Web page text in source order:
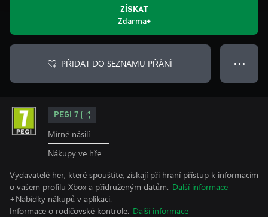
ZÍSKAT
Zdarma+
PŘIDAT DO SEZNAMU PŘÁNÍ ● ● ●
PEGI 7
Mírné násilí
Nákupy ve hře
Vydavatelé her, které spouštíte, získají při hraní přístup k informacím
o vašem profilu Xbox a přidruženým datům. Další informace
+Nabídky nákupů v aplikaci.
Informace o rodičovské kontrole. Další informace